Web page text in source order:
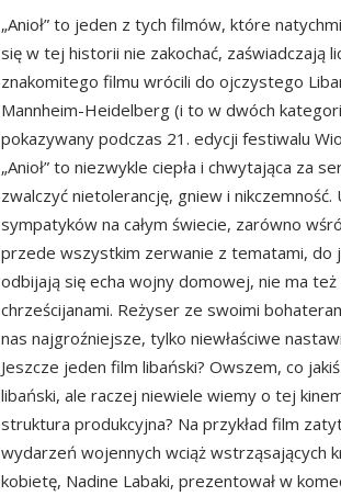
„Anioł” to jeden z tych filmów, które
się w tej historii nie zakochać, zaświadczają
znakomitego filmu wrócili do ojczystego
Mannheim-Heidelberg (i to w dwóch
pokazywany podczas 21. edycji festiwalu
„Anioł” to niezwykle ciepła i chwytająca za
zwalczyć nietolerancję, gniew i
sympatyków na całym świecie, zarówno
przede wszystkim zerwanie z tematami, do
odbijają się echa wojny domowej, nie ma
chrześcijanami. Reżyser ze swoimi
nas najgroźniejsze, tylko niewłaściwe
Jeszcze jeden film libański? Owszem, co
libański, ale raczej niewiele wiemy o tej
struktura produkcyjna? Na przykład film
wydarzeń wojennych wciąż wstrząsających
kobietę, Nadine Labaki, prezentował w